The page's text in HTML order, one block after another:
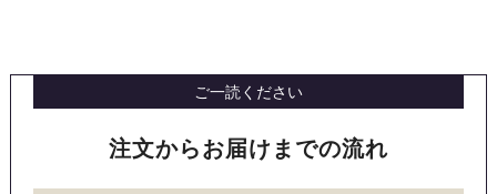
ご一読ください
注文からお届けまでの流れ